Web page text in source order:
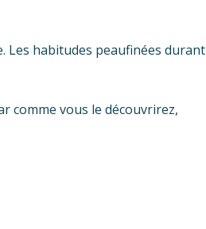
Les habitudes peaufinées durant
comme vous le découvrirez,